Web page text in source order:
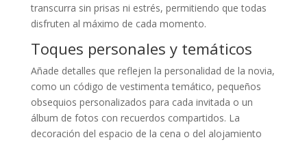
transcurra sin prisas ni estrés, permitiendo que todas
disfruten al máximo de cada momento.
Toques personales y temáticos
Añade detalles que reflejen la personalidad de la novia,
como un código de vestimenta temático, pequeños
obsequios personalizados para cada invitada o un
álbum de fotos con recuerdos compartidos. La
decoración del espacio de la cena o del alojamiento